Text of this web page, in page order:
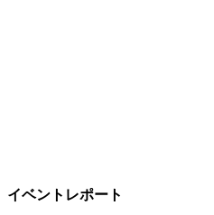
イベントレポート